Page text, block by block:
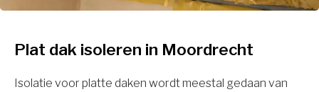
Plat dak isoleren in Moordrecht
Isolatie voor platte daken wordt meestal gedaan van